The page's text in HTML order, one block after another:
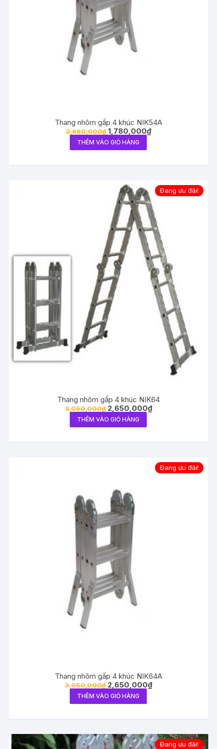
Thang nhôm gấp 4 khúc NIK54A
2,680,000₫ 1,780,000₫
THÊM VÀO GIỎ HÀNG
Đang ưu đãi!
Thang nhôm gấp 4 khúc NIK64
3,050,000₫ 2,650,000₫
THÊM VÀO GIỎ HÀNG
Đang ưu đãi!
Thang nhôm gấp 4 khúc NIK64A
3,050,000₫ 2,650,000₫
THÊM VÀO GIỎ HÀNG
Đang ưu đãi!